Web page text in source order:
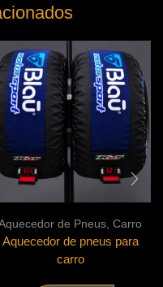
de Pneus Carro
Aquecedor de pneus para
carro